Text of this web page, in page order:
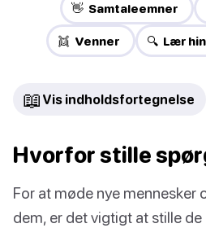
👋 Samtaleemner
👯 Venner 🔍 Lær
📖 Vis indholdsfortegnelse
Hvorfor stille
For at møde nye mennesker
dem, er det vigtigt at stille